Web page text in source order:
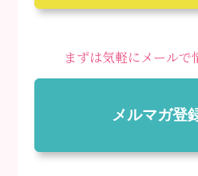
まずは気軽にメールで
メルマガ登